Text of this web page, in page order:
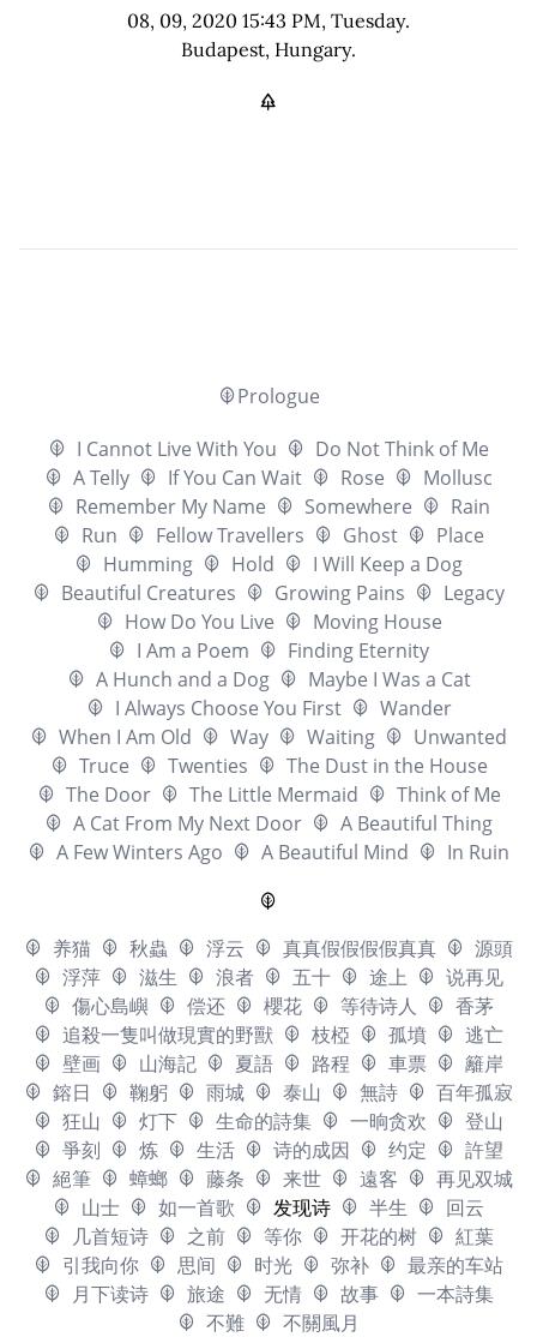
08, 09, 2020 15:43 PM, Tuesday.
Budapest, Hungary.
Prologue
I Cannot Live With You
Do Not Think of Me
A Telly
If You Can Wait Rose
Mollusc
Remember My Name
Somewhere
Rain
Run
Fellow Travellers Ghost
Place
Humming
Hold
I Will Keep a Dog
Beautiful Creatures
Growing Pains
Legacy
How Do You Live
Moving House
I Am a Poem
Finding Eternity
A Hunch and a Dog
Maybe I Was a Cat
I Always Choose You First
Wander
When I Am Old
Way Waiting
Unwanted
Truce
Twenties
The Dust in the House
The Door
The Little Mermaid
Think of Me
A Cat From My Next Door
A Beautiful Thing
A Few Winters Ago
A Beautiful Mind In Ruin
养猫 秋蟲 浮云 真真假假假假真真
源頭
浮萍
滋生 浪者 五十 途上
说再见
傷心島嶼
偿还 櫻花 等待诗人
香茅
追殺一隻叫做現實的野獸
枝椏 孤墳
逃亡
壁画
山海記 夏語 路程 車票
籬岸
鎔日
鞠躬 雨城 泰山 無詩
百年孤寂
狂山
灯下 生命的詩集 一晌贪欢
登山
爭刻
炼 生活 诗的成因 约定
許望
絕筆
蟑螂 藤条 来世 遠客
再见双城
山士
如一首歌 发现诗 半生
回云
几首短诗
之前 等你 开花的树
紅葉
引我向你
思间 时光 弥补
最亲的车站
月下读诗
旅途 无情 故事
一本詩集
不難
不關風月